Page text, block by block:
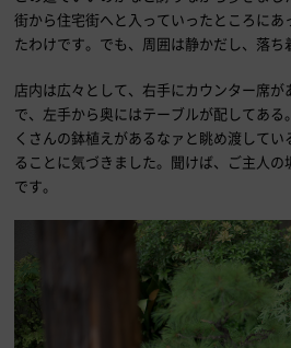
街から住宅街へと入っていったところにあ
たわけです。でも、周囲は静かだし、落ち
店内は広々として、右手にカウンター席
で、左手から奥にはテーブルが配してあ
くさんの鉢植えがあるなァと眺め渡して
ることに気づきました。聞けば、ご主人
です。